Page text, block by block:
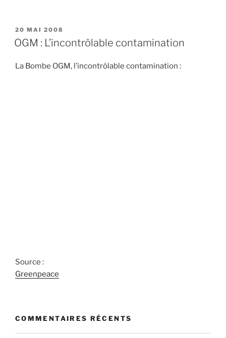
PUBLIÉ
LE
20 MAI 2008
OGM : L’incontrôlable contamination
La Bombe OGM, l’incontrôlable contamination :
Source :
Greenpeace
COMMENTAIRES RÉCENTS